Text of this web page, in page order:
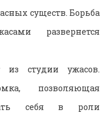
существ. Борьба
развернется
из студии ужасов.
позволяющая
себя в роли